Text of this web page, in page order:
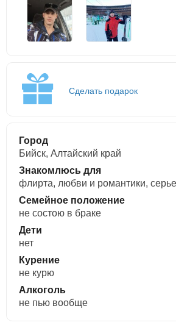
Сделать подарок
Город
Бийск, Алтайский край
Знакомлюсь для
флирта, любви и романтики,
Семейное положение
не состою в браке
Дети
нет
Курение
не курю
Алкоголь
не пью вообще